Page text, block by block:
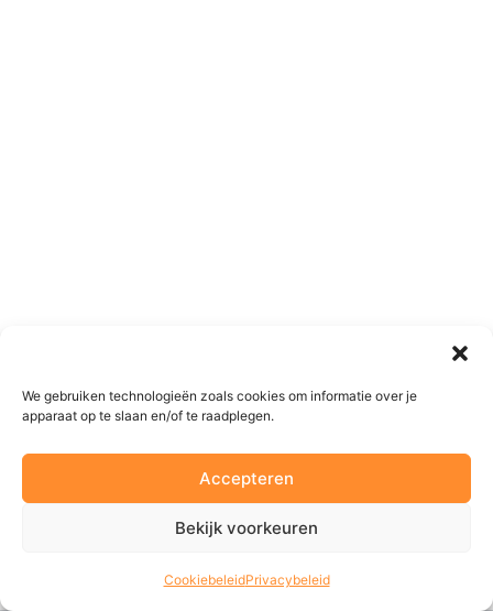
We gebruiken technologieën zoals cookies om informatie over je
apparaat op te slaan en/of te raadplegen.
Accepteren
Bekijk voorkeuren
CookiebeleidPrivacybeleid